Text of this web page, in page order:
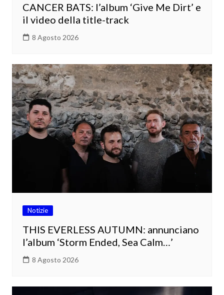
CANCER BATS: l’album ‘Give Me Dirt’ e
il video della title-track
8 Agosto 2026
Notizie
THIS EVERLESS AUTUMN: annunciano
l’album ‘Storm Ended, Sea Calm…’
8 Agosto 2026